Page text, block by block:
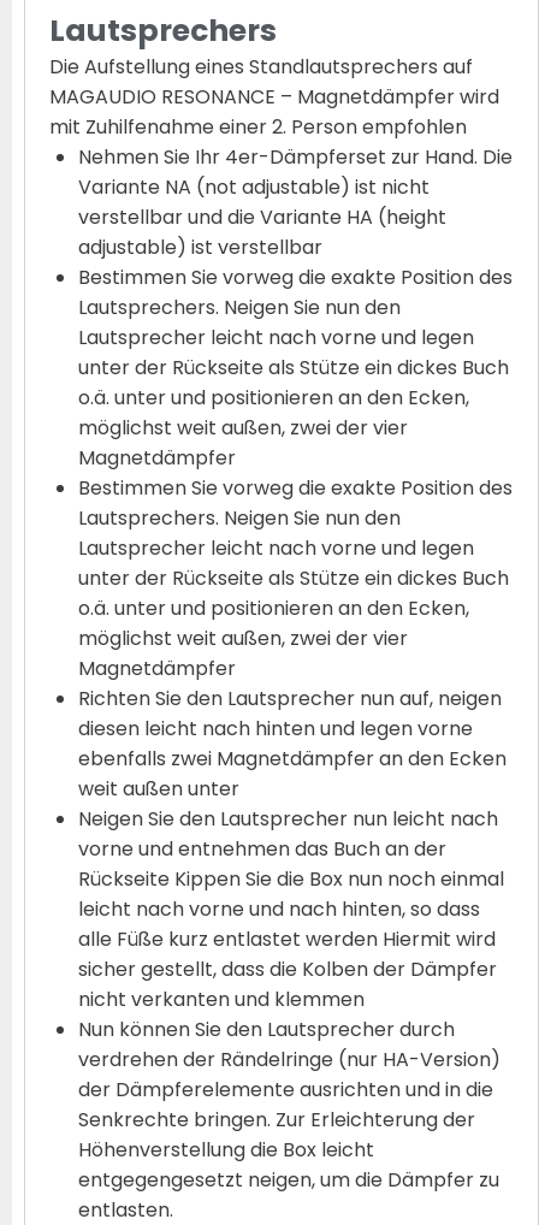
Lautsprechers
Die Aufstellung eines Standlautsprechers auf
MAGAUDIO RESONANCE – Magnetdämpfer wird
mit Zuhilfenahme einer 2. Person empfohlen
Nehmen Sie Ihr 4er-Dämpferset zur Hand. Die
Variante NA (not adjustable) ist nicht
verstellbar und die Variante HA (height
adjustable) ist verstellbar
Bestimmen Sie vorweg die exakte Position des
Lautsprechers. Neigen Sie nun den
Lautsprecher leicht nach vorne und legen
unter der Rückseite als Stütze ein dickes Buch
o.ä. unter und positionieren an den Ecken,
möglichst weit außen, zwei der vier
Magnetdämpfer
Bestimmen Sie vorweg die exakte Position des
Lautsprechers. Neigen Sie nun den
Lautsprecher leicht nach vorne und legen
unter der Rückseite als Stütze ein dickes Buch
o.ä. unter und positionieren an den Ecken,
möglichst weit außen, zwei der vier
Magnetdämpfer
Richten Sie den Lautsprecher nun auf, neigen
diesen leicht nach hinten und legen vorne
ebenfalls zwei Magnetdämpfer an den Ecken
weit außen unter
Neigen Sie den Lautsprecher nun leicht nach
vorne und entnehmen das Buch an der
Rückseite Kippen Sie die Box nun noch einmal
leicht nach vorne und nach hinten, so dass
alle Füße kurz entlastet werden Hiermit wird
sicher gestellt, dass die Kolben der Dämpfer
nicht verkanten und klemmen
Nun können Sie den Lautsprecher durch
verdrehen der Rändelringe (nur HA-Version)
der Dämpferelemente ausrichten und in die
Senkrechte bringen. Zur Erleichterung der
Höhenverstellung die Box leicht
entgegengesetzt neigen, um die Dämpfer zu
entlasten.